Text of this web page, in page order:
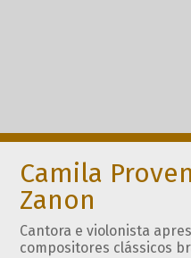
Camila
Zanon
Cantora e violonista
compositores clássicos